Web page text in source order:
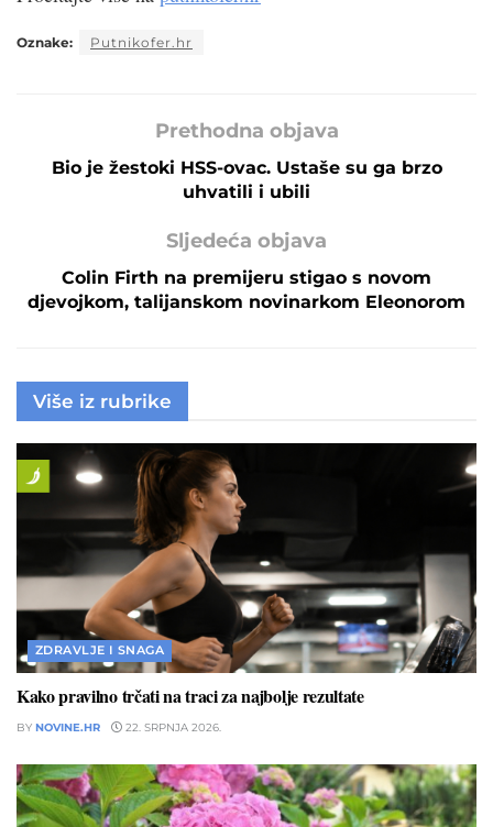
Oznake: Putnikofer.hr
Prethodna objava
Bio je žestoki HSS-ovac. Ustaše su ga brzo
uhvatili i ubili
Sljedeća objava
Colin Firth na premijeru stigao s novom
djevojkom, talijanskom novinarkom Eleonorom
Više iz rubrike
ZDRAVLJE I SNAGA
Kako pravilno trčati na traci za najbolje rezultate
BY NOVINE.HR 22. SRPNJA 2026.